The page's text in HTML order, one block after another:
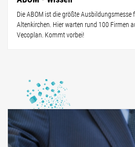
Die ABOM ist die größte Ausbildungsmesse
Altenkirchen. Hier warten rund 100 Firmen
Vecoplan. Kommt vorbei!